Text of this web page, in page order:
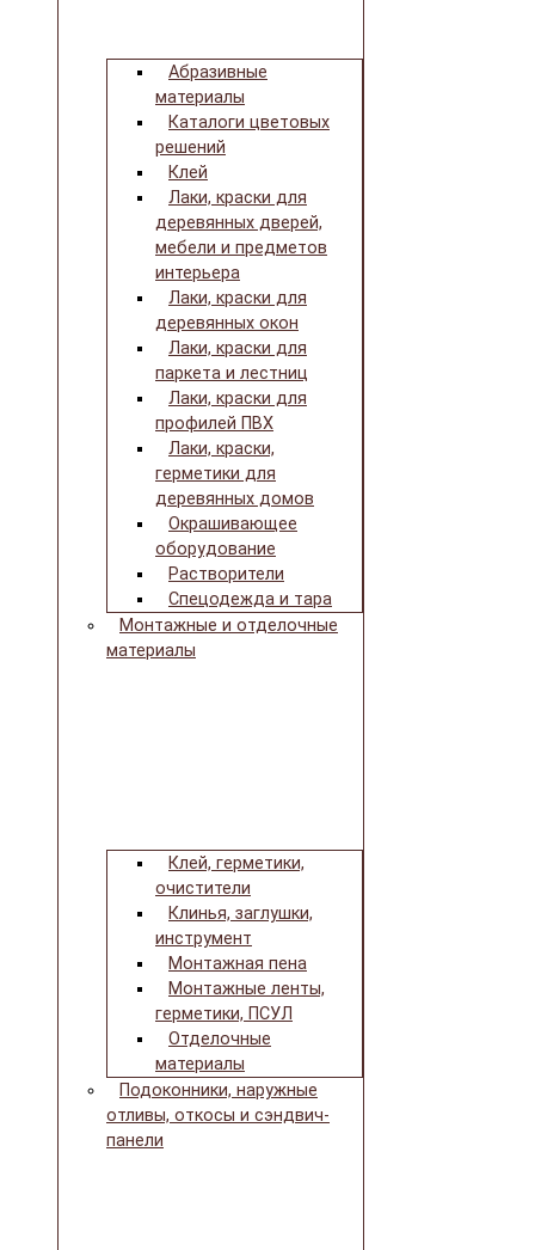
Абразивные
материалы
Каталоги цветовых
решений
Клей
Лаки, краски для
деревянных дверей,
мебели и предметов
интерьера
Лаки, краски для
деревянных окон
Лаки, краски для
паркета и лестниц
Лаки, краски для
профилей ПВХ
Лаки, краски,
герметики для
деревянных домов
Окрашивающее
оборудование
Растворители
Спецодежда и тара
Монтажные и отделочные
материалы
Клей, герметики,
очистители
Клинья, заглушки,
инструмент
Монтажная пена
Монтажные ленты,
герметики, ПСУЛ
Отделочные
материалы
Подоконники, наружные
отливы, откосы и сэндвич-
панели